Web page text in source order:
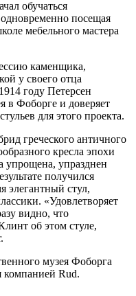
обучаться
посещая
мебельного мастера
каменщика,
у своего отца
году Петерсен
в Фоборге и доверяет
для этого проекта.
греческого античного
кресла эпохи
упрощена, упразднен
получился
элегантный стул,
«Удовлетворяет
видно, что
об этом стуле,
музея Фоборга
компанией Rud.